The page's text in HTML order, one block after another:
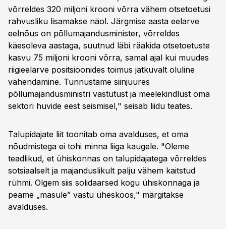
võrreldes 320 miljoni krooni võrra vähem otsetoetusi
rahvusliku lisamakse näol. Järgmise aasta eelarve
eelnõus on põllumajandusminister, võrreldes
käesoleva aastaga, suutnud läbi rääkida otsetoetuste
kasvu 75 miljoni krooni võrra, samal ajal kui muudes
riigieelarve positsioonides toimus jätkuvalt oluline
vähendamine. Tunnustame siinjuures
põllumajandusministri vastutust ja meelekindlust oma
sektori huvide eest seismisel," seisab liidu teates.
Talupidajate liit toonitab oma avalduses, et oma
nõudmistega ei tohi minna liiga kaugele. "Oleme
teadlikud, et ühiskonnas on talupidajatega võrreldes
sotsiaalselt ja majanduslikult palju vähem kaitstud
rühmi. Olgem siis solidaarsed kogu ühiskonnaga ja
peame „masule” vastu üheskoos," märgitakse
avalduses.